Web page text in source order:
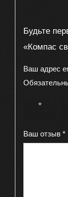
Будьте
«Компас
Ваш адрес
1 из 5
Ваш отзыв *